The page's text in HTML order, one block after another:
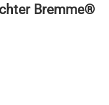
Bremme®